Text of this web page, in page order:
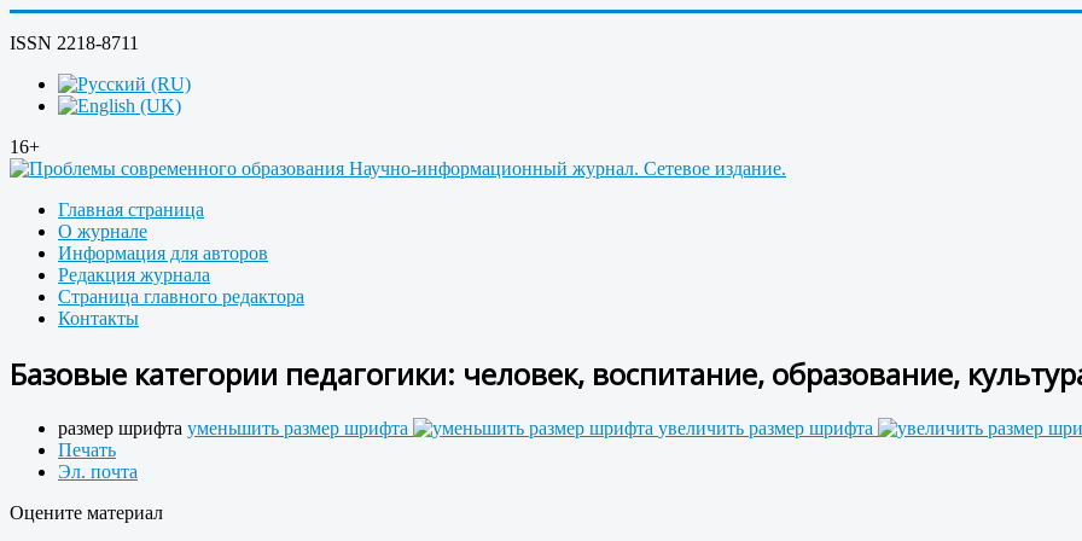
ISSN 2218-8711
16+
Главная страница
О журнале
Информация для авторов
Редакция журнала
Страница главного редактора
Контакты
Базовые категории педагогики: человек, воспитание, образование,
размер шрифта уменьшить размер шрифта
увеличить размер шрифта
Печать
Эл. почта
Оцените материал